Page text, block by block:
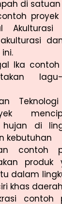
di satuan
Ika
di
contoh
produk
dalam
khas
contoh